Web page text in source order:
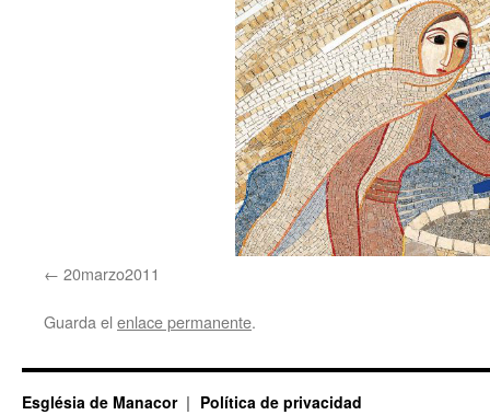
20marzo2011
Guarda el enlace permanente.
Església de Manacor Política de privacidad